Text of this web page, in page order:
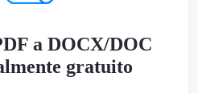
a DOCX/DOC
gratuito